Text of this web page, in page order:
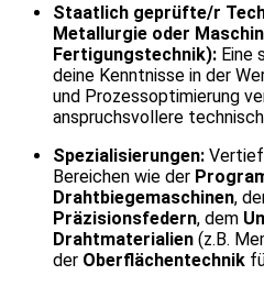
Staatlich geprüfte/r
Metallurgie oder
Fertigungstechnik): Eine
deine Kenntnisse in der
und Prozessoptimierung
anspruchsvollere
Spezialisierungen:
Bereichen wie der
Drahtbiegemaschinen,
Präzisionsfedern, dem
Drahtmaterialien (z.B.
der Oberflächentechnik